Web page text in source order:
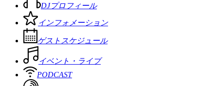
DJプロフィール
インフォメーション
ゲストスケジュール
イベント・ライブ
PODCAST